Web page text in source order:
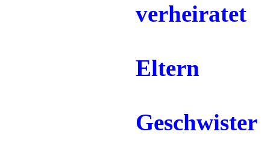
verheiratet
Eltern
Geschwister